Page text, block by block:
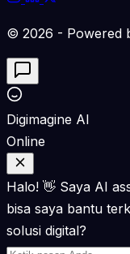
© 2026 - Powered
Digimagine AI
Online
Halo! 👋 Saya AI
bisa saya bantu
solusi digital?